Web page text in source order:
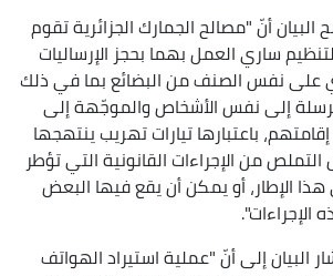
أنّ "مصالح الجمارك الجزائرية تقوم
ساري العمل بهما بحجز الإرساليات
على نفس الصنف من البضائع بما في ذلك
إلى نفس الأشخاص والموجّهة إلى
باعتبارها تيارات تهريب ينتهجها
من الإجراءات القانونية التي تؤطر
الإطار، أو يمكن أن يقع فيها البعض
البيان إلى أنّ "عملية استيراد الهواتف